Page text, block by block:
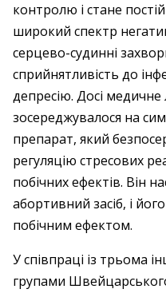
контролю і стане
широкий спектр
серцево-судинні
сприйнятливість до
депресію. Досі
зосереджувалося на
препарат, який
регуляцію стресових
побічних ефектів. Він
абортивний засіб, і
побічним ефектом.
У співпраці із трьома
групами